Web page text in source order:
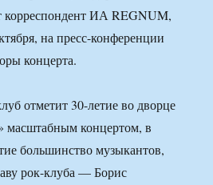
корреспондент ИА REGNUM,
на пресс-конференции
концерта.
отметит 30-летие во дворце
концертом, в
большинство музыкантов,
рок-клуба — Борис